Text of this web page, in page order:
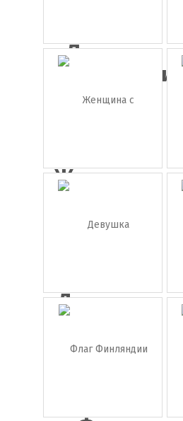
Люди в
Женщина
кудрявы...
Девушка
брюнетка